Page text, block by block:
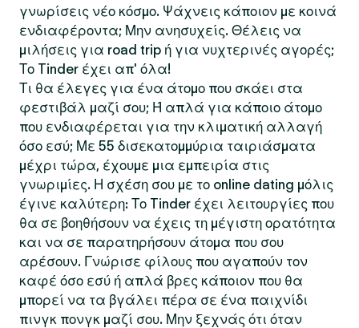
γνωρίσεις νέο κόσμο. Ψάχνεις κάποιον με κοινά
ενδιαφέροντα; Μην ανησυχείς. Θέλεις να
μιλήσεις για road trip ή για νυχτερινές αγορές;
Το Tinder έχει απ' όλα!
Τι θα έλεγες για ένα άτομο που σκάει στα
φεστιβάλ μαζί σου; Ή απλά για κάποιο άτομο
που ενδιαφέρεται για την κλιματική αλλαγή
όσο εσύ; Με 55 δισεκατομμύρια ταιριάσματα
μέχρι τώρα, έχουμε μια εμπειρία στις
γνωριμίες. Η σχέση σου με το online dating μόλις
έγινε καλύτερη: Το Tinder έχει λειτουργίες που
θα σε βοηθήσουν να έχεις τη μέγιστη ορατότητα
και να σε παρατηρήσουν άτομα που σου
αρέσουν. Γνώρισε φίλους που αγαπούν τον
καφέ όσο εσύ ή απλά βρες κάποιον που θα
μπορεί να τα βγάλει πέρα σε ένα παιχνίδι
πινγκ πονγκ μαζί σου. Μην ξεχνάς ότι όταν